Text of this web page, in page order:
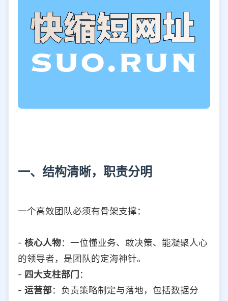
一、结构清晰，职责分明
一个高效团队必须有骨架支撑：
- 核心人物：一位懂业务、敢决策、能凝聚人心
的领导者，是团队的定海神针。
- 四大支柱部门 ：
- 运营部：负责策略制定与落地，包括数据分